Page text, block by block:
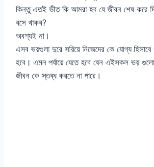
কিন্তু এতই ভীত কি আমরা হব যে জীবন শেষ করে
বসে থাকব?
অবশ্যই না।
এসব ভয়গুলা দুরে সরিয়ে নিজেদের কে যোগ্য
হবে। এমন পর্যায়ে যেতে হবে যেন এইসকল ভয়
জীবন কে স্তব্ধ করতে না পারে।